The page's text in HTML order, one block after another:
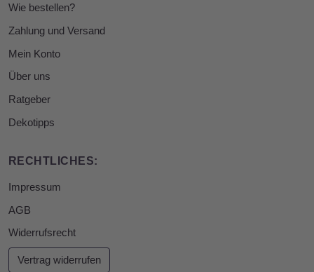
Wie bestellen?
Zahlung und Versand
Mein Konto
Über uns
Ratgeber
Dekotipps
RECHTLICHES:
Impressum
AGB
Widerrufsrecht
Vertrag widerrufen